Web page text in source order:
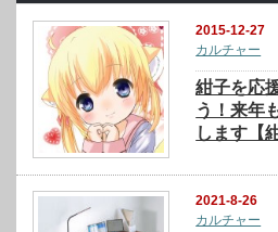
2015-12-27
カルチャー
紺子を応
う！来年
します【
2021-8-26
カルチャー